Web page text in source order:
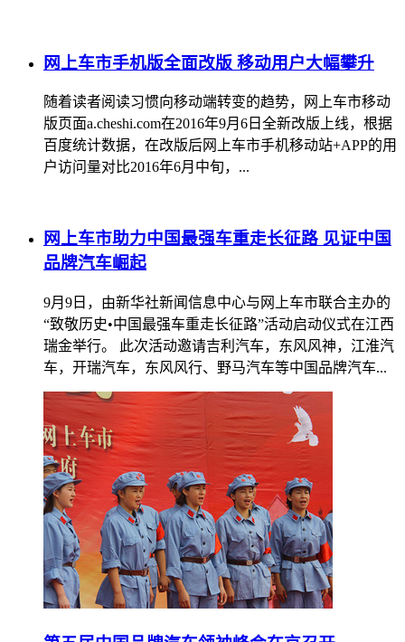
网上车市手机版全面改版 移动用户大幅攀升
随着读者阅读习惯向移动端转变的趋势，网上车市移动
版页面a.cheshi.com在2016年9月6日全新改版上线，根据
百度统计数据，在改版后网上车市手机移动站+APP的用
户访问量对比2016年6月中旬，...
网上车市助力中国最强车重走长征路 见证中国
品牌汽车崛起
9月9日，由新华社新闻信息中心与网上车市联合主办的
“致敬历史•中国最强车重走长征路”活动启动仪式在江西
瑞金举行。 此次活动邀请吉利汽车，东风风神，江淮汽
车，开瑞汽车，东风风行、野马汽车等中国品牌汽车...